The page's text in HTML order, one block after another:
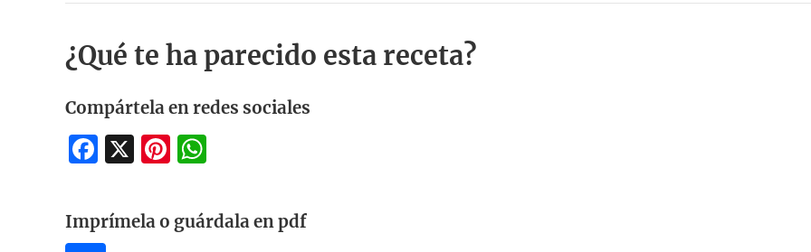
¿Qué te ha parecido esta receta?
Compártela en redes sociales
Facebook
X Pinterest
Imprímela o guárdala en pdf